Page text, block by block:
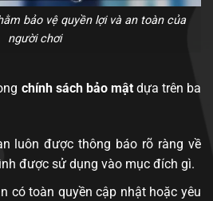
bảo vệ quyền lợi và an toàn của
người chơi
chính sách bảo mậtdựa trên ba
luôn được thông báo rõ ràng về
được sử dụng vào mục đích gì.
có toàn quyền cập nhật hoặc yêu